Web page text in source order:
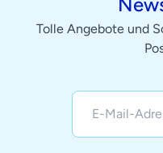
Tolle Angebote und